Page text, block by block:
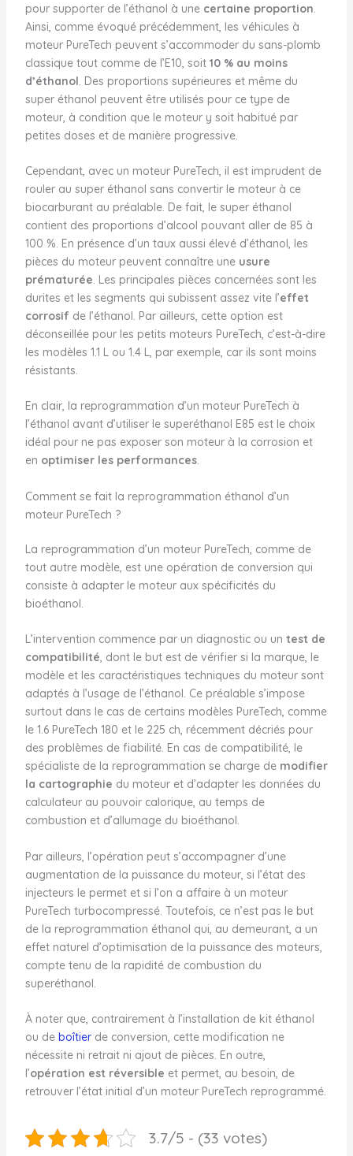
pour supporter de l’éthanol à une certaine proportion
Ainsi, comme évoqué précédemment, les véhicules à
moteur PureTech peuvent s’accommoder du sans-plomb
classique tout comme de l’E10, soit 10 % au moins
d’éthanol . Des proportions supérieures et même du
super éthanol peuvent être utilisés pour ce type de
moteur, à condition que le moteur y soit habitué par
petites doses et de manière progressive.
Cependant, avec un moteur PureTech, il est imprudent de
rouler au super éthanol sans convertir le moteur à ce
biocarburant au préalable. De fait, le super éthanol
contient des proportions d’alcool pouvant aller de 85 à
100 %. En présence d’un taux aussi élevé d’éthanol, les
pièces du moteur peuvent connaître une usure
prématurée. Les principales pièces concernées sont les
durites et les segments qui subissent assez vite l’effet
corrosif de l’éthanol. Par ailleurs, cette option est
déconseillée pour les petits moteurs PureTech, c’est-à-dire
les modèles 1.1 L ou 1.4 L, par exemple, car ils sont moins
résistants.
En clair, la reprogrammation d’un moteur PureTech à
l’éthanol avant d’utiliser le superéthanol E85 est le choix
idéal pour ne pas exposer son moteur à la corrosion et
en optimiser les performances.
Comment se fait la reprogrammation éthanol d’un
moteur PureTech ?
La reprogrammation d’un moteur PureTech, comme de
tout autre modèle, est une opération de conversion qui
consiste à adapter le moteur aux spécificités du
bioéthanol.
L’intervention commence par un diagnostic ou un test de
compatibilité, dont le but est de vérifier si la marque, le
modèle et les caractéristiques techniques du moteur sont
adaptés à l’usage de l’éthanol. Ce préalable s’impose
surtout dans le cas de certains modèles PureTech, comme
le 1.6 PureTech 180 et le 225 ch, récemment décriés pour
des problèmes de fiabilité. En cas de compatibilité, le
spécialiste de la reprogrammation se charge de modifier
la cartographie du moteur et d’adapter les données du
calculateur au pouvoir calorique, au temps de
combustion et d’allumage du bioéthanol.
Par ailleurs, l’opération peut s’accompagner d’une
augmentation de la puissance du moteur, si l’état des
injecteurs le permet et si l’on a affaire à un moteur
PureTech turbocompressé. Toutefois, ce n’est pas le but
de la reprogrammation éthanol qui, au demeurant, a un
effet naturel d’optimisation de la puissance des moteurs,
compte tenu de la rapidité de combustion du
superéthanol.
À noter que, contrairement à l’installation de kit éthanol
ou de boîtierde conversion, cette modification ne
nécessite ni retrait ni ajout de pièces. En outre,
l’opération est réversible et permet, au besoin, de
retrouver l’état initial d’un moteur PureTech reprogrammé.
3.7/5 - (33 votes)